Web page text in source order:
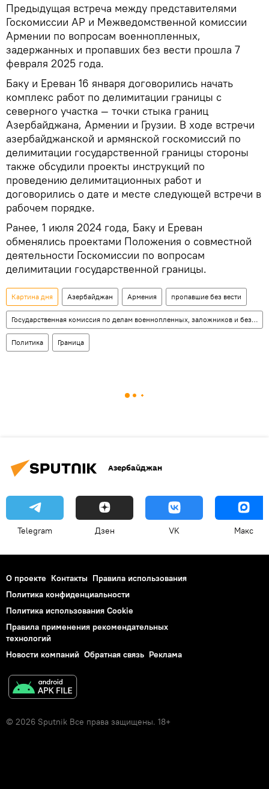
Предыдущая встреча между представителями
Госкомиссии АР и Межведомственной комиссии
Армении по вопросам военнопленных,
задержанных и пропавших без вести прошла 7
февраля 2025 года.
Баку и Ереван 16 января договорились начать
комплекс работ по делимитации границы с
северного участка — точки стыка границ
Азербайджана, Армении и Грузии. В ходе встречи
азербайджанской и армянской госкомиссий по
делимитации государственной границы стороны
также обсудили проекты инструкций по
проведению делимитационных работ и
договорились о дате и месте следующей встречи в
рабочем порядке.
Ранее, 1 июля 2024 года, Баку и Ереван
обменялись проектами Положения о совместной
деятельности Госкомиссии по вопросам
делимитации государственной границы.
Картина дня Азербайджан Армения пропавшие без вести
Государственная комиссия по делам военнопленных, заложников и без вести пропавших граждан АР
Политика Граница
Азербайджан
Telegram Дзен VK Макс
О проекте Контакты Правила использования
Политика конфиденциальности
Политика использования Cookie
Правила применения рекомендательных
технологий
Новости компаний Обратная связь Реклама
© 2026 Sputnik Все права защищены. 18+